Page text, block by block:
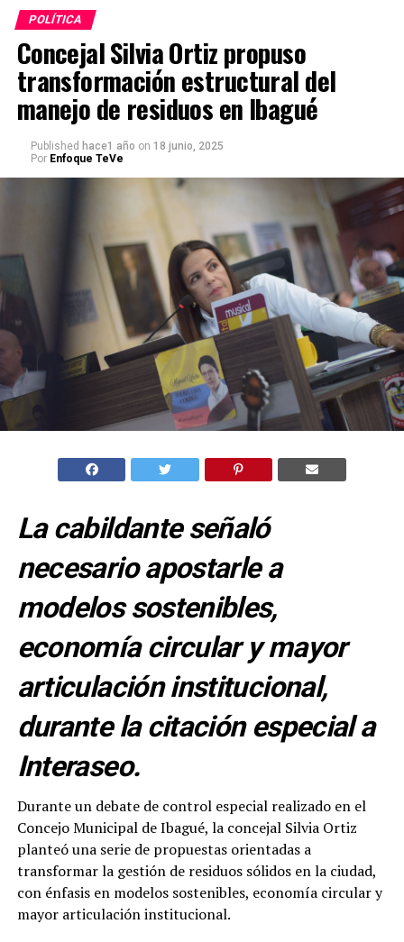
POLÍTICA
Concejal Silvia Ortiz propuso
transformación estructural del
manejo de residuos en Ibagué
Published hace1 año on 18 junio, 2025
Por Enfoque TeVe
La cabildante señaló
necesario apostarle a
modelos sostenibles,
economía circular y mayor
articulación institucional,
durante la citación especial a
Interaseo.
Durante un debate de control especial realizado en el
Concejo Municipal de Ibagué, la concejal Silvia Ortiz
planteó una serie de propuestas orientadas a
transformar la gestión de residuos sólidos en la ciudad,
con énfasis en modelos sostenibles, economía circular y
mayor articulación institucional.